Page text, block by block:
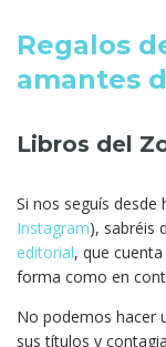
Regalos
amantes
Libros del
Si nos seguís
Instagram), sabréis
editorial, que
forma como en
No podemos hacer
sus títulos y